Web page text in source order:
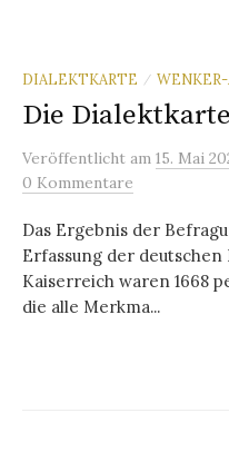
DIALEKTKARTE /
Die
Veröffentlicht am 15. Mai
0 Kommentare
Das Ergebnis der
Erfassung der
Kaiserreich waren 1668
die alle Merkma...